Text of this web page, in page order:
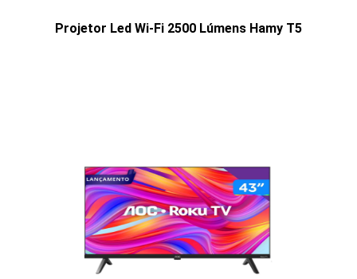
Projetor Led Wi-Fi 2500 Lúmens Hamy T5